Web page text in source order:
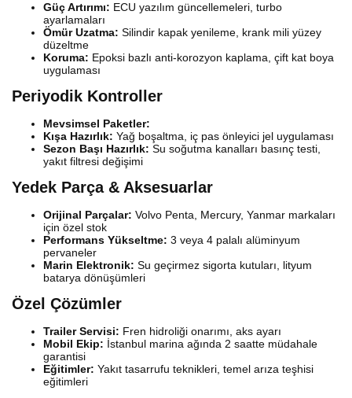
Güç Artırımı: ECU yazılım güncellemeleri, turbo
ayarlamaları
Ömür Uzatma: Silindir kapak yenileme, krank mili yüzey
düzeltme
Koruma: Epoksi bazlı anti-korozyon kaplama, çift kat boya
uygulaması
Periyodik Kontroller
Mevsimsel Paketler:
Kışa Hazırlık: Yağ boşaltma, iç pas önleyici jel uygulaması
Sezon Başı Hazırlık: Su soğutma kanalları basınç testi,
yakıt filtresi değişimi
Yedek Parça & Aksesuarlar
Orijinal Parçalar: Volvo Penta, Mercury, Yanmar markaları
için özel stok
Performans Yükseltme: 3 veya 4 palalı alüminyum
pervaneler
Marin Elektronik: Su geçirmez sigorta kutuları, lityum
batarya dönüşümleri
Özel Çözümler
Trailer Servisi: Fren hidroliği onarımı, aks ayarı
Mobil Ekip: İstanbul marina ağında 2 saatte müdahale
garantisi
Eğitimler: Yakıt tasarrufu teknikleri, temel arıza teşhisi
eğitimleri